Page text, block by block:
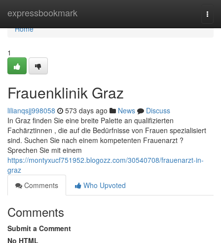
expressbookmark
Home
Home
1
Frauenklinik Graz
lilianqsjj998058 573 days ago News
Discuss
In Graz finden Sie eine breite Palette an qualifizierten
Fachärztinnen , die auf die Bedürfnisse von Frauen spezialisiert
sind. Suchen Sie nach einem kompetenten Frauenarzt ?
Sprechen Sie mit einem
https://montyxucf751952.blogozz.com/30540708/frauenarzt-in-
graz
Comments
Who Upvoted
Comments
Submit a Comment
No HTML